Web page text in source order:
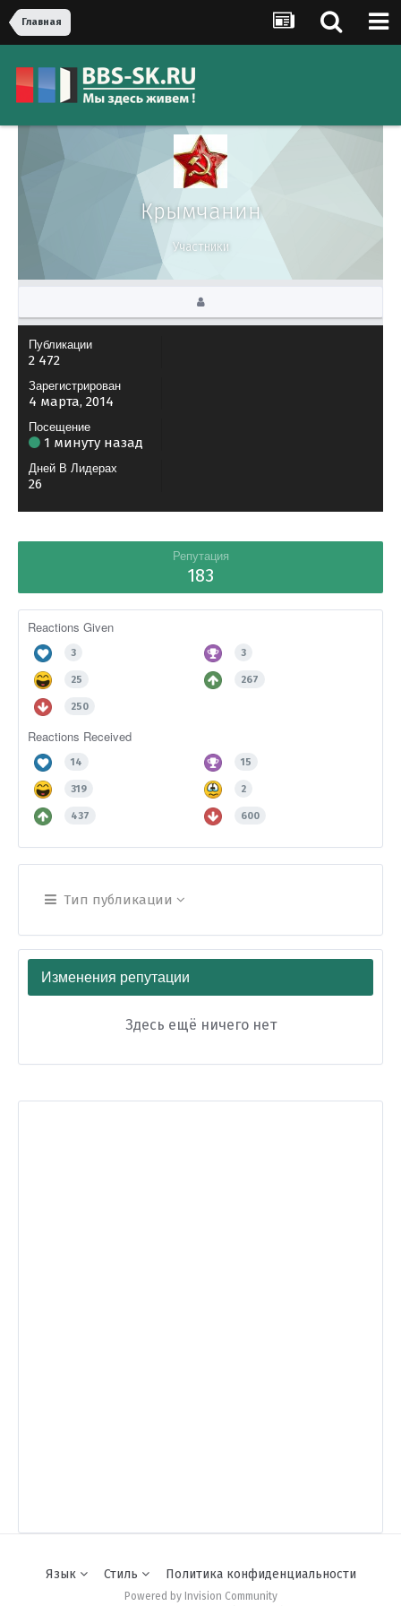
Главная
Крымчанин
Участники
Публикации
2 472
Зарегистрирован
4 марта, 2014
Посещение
1 минуту назад
Дней В Лидерах
26
Репутация
183
Reactions Given
3 3
25 267
250
Reactions Received
14 15
319 2
437 600
Тип публикации
Изменения репутации
Здесь ещё ничего нет
Язык Стиль Политика конфиденциальности
Powered by Invision Community